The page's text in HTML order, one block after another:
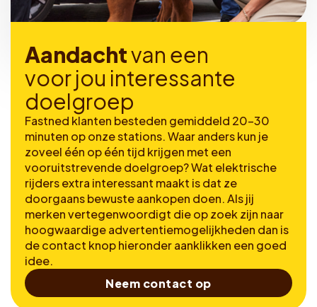
Aandachtvan een
voorjou interessante
doelgroep
Fastned klanten besteden gemiddeld 20-30
minuten op onze stations. Waar anders kun je
zoveel één op één tijd krijgen met een
vooruitstrevende doelgroep? Wat elektrische
rijders extra interessant maakt is dat ze
doorgaans bewuste aankopen doen. Als jij
merken vertegenwoordigt die op zoek zijn naar
hoogwaardige advertentiemogelijkheden dan is
de contact knop hieronder aanklikken een goed
idee.
Neem contact op